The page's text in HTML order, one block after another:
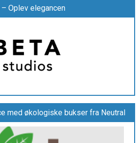
Oplev elegancen
med økologiske bukser fra Neutral